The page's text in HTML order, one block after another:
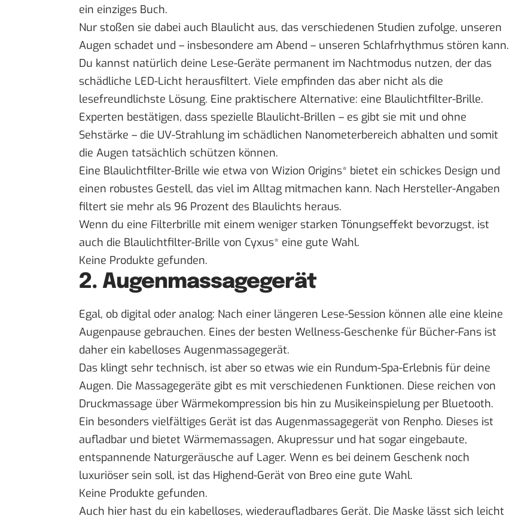
ein einziges Buch.
Nur stoßen sie dabei auch Blaulicht aus, das verschiedenen Studien zufolge, unseren
Augen schadet und – insbesondere am Abend – unseren Schlafrhythmus stören kann.
Du kannst natürlich deine Lese-Geräte permanent im Nachtmodus nutzen, der das
schädliche LED-Licht herausfiltert. Viele empfinden das aber nicht als die
lesefreundlichste Lösung. Eine praktischere Alternative: eine Blaulichtfilter-Brille.
Experten bestätigen, dass spezielle Blaulicht-Brillen – es gibt sie mit und ohne
Sehstärke – die UV-Strahlung im schädlichen Nanometerbereich abhalten und somit
die Augen tatsächlich schützen können.
Eine Blaulichtfilter-Brille wie etwa von Wizion Origins* bietet ein schickes Design und
einen robustes Gestell, das viel im Alltag mitmachen kann. Nach Hersteller-Angaben
filtert sie mehr als 96 Prozent des Blaulichts heraus.
Wenn du eine Filterbrille mit einem weniger starken Tönungseffekt bevorzugst, ist
auch die Blaulichtfilter-Brille von Cyxus* eine gute Wahl.
Keine Produkte gefunden.
2. Augenmassagegerät
Egal, ob digital oder analog: Nach einer längeren Lese-Session können alle eine kleine
Augenpause gebrauchen. Eines der besten Wellness-Geschenke für Bücher-Fans ist
daher ein kabelloses Augenmassagegerät.
Das klingt sehr technisch, ist aber so etwas wie ein Rundum-Spa-Erlebnis für deine
Augen. Die Massagegeräte gibt es mit verschiedenen Funktionen. Diese reichen von
Druckmassage über Wärmekompression bis hin zu Musikeinspielung per Bluetooth.
Ein besonders vielfältiges Gerät ist das Augenmassagegerät von Renpho. Dieses ist
aufladbar und bietet Wärmemassagen, Akupressur und hat sogar eingebaute,
entspannende Naturgeräusche auf Lager. Wenn es bei deinem Geschenk noch
luxuriöser sein soll, ist das Highend-Gerät von Breo eine gute Wahl.
Keine Produkte gefunden.
Auch hier hast du ein kabelloses, wiederaufladbares Gerät. Die Maske lässt sich leicht